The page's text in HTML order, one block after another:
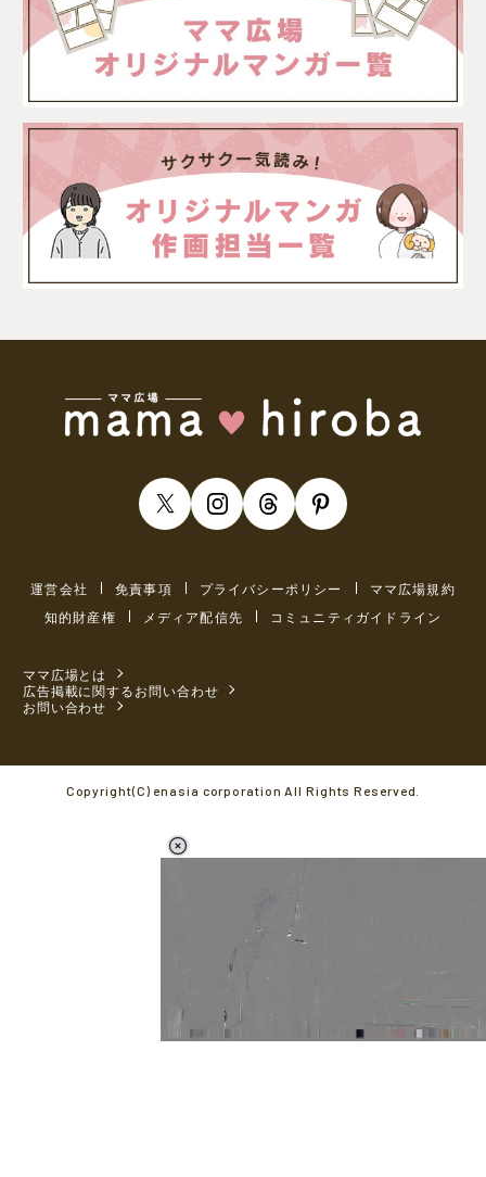
L
運営会社 免責事項 プライバシーポリシー
ママ広場規約
知的財産権
メディア配信先 コミュニティガイドライン
ママ広場とは
広告掲載に関するお問い合わせ
お問い合わせ
Copyright(C) enasia corporation All Rights Reserved.